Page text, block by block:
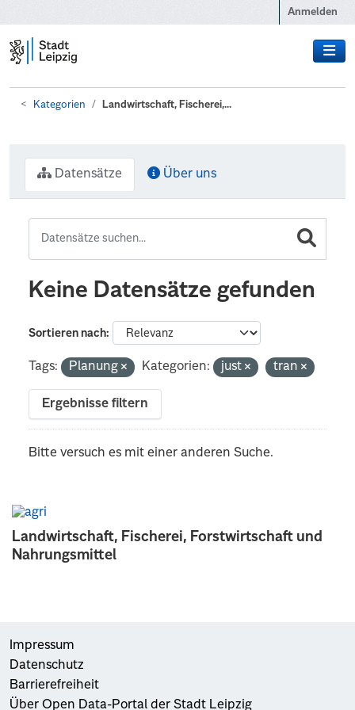
Anmelden
Kategorien Landwirtschaft, Fischerei,...
Landwirtschaft, Fischerei, Forstwirtschaft und
Nahrungsmittel
Datensätze Über uns
Keine Datensätze gefunden
Sortieren nach
Tags: Planung Kategorien: just tran
Ergebnisse filtern
Bitte versuch es mit einer anderen Suche.
Impressum
Datenschutz
Barrierefreiheit
Über Open Data-Portal der Stadt Leipzig